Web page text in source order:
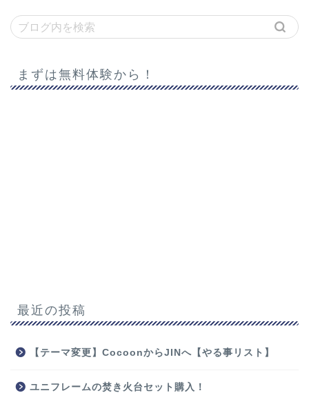
まずは無料体験から！
最近の投稿
【テーマ変更】CocoonからJINへ【やる事リスト】
ユニフレームの焚き火台セット購入！